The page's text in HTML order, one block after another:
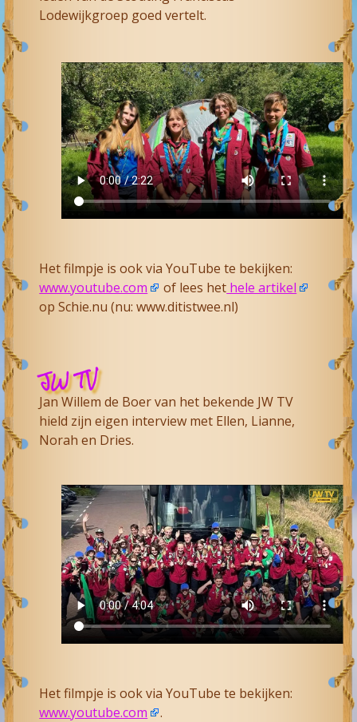
Lodewijkgroep goed vertelt.
Het filmpje is ook via YouTube te bekijken:
www.youtube.com
of lees het hele artikel
op Schie.nu (nu: www.ditistwee.nl)
JW TV
Jan Willem de Boer van het bekende JW TV
hield zijn eigen interview met Ellen, Lianne,
Norah en Dries.
Het filmpje is ook via YouTube te bekijken:
www.youtube.com
.